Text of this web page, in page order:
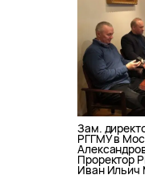
Зам.
РГГМУ в
Проректор
Иван Ильич